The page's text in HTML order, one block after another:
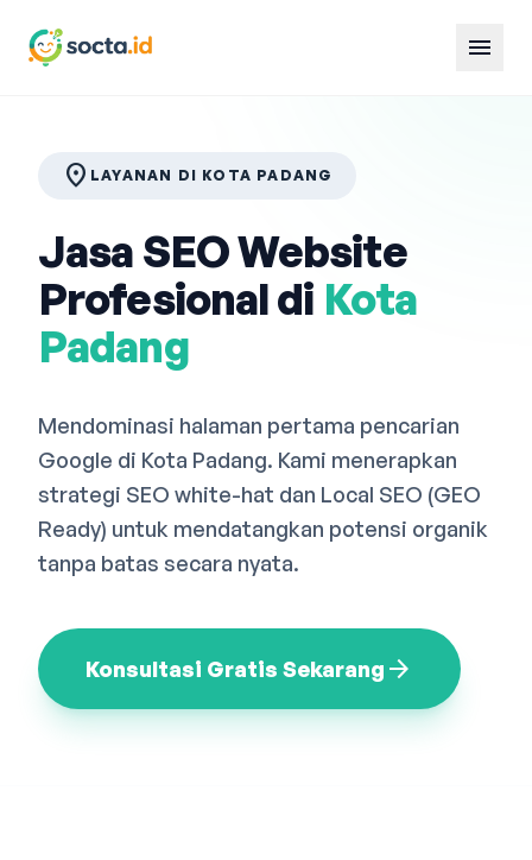
menu
Bahasa Indonesia English
location_on LAYANAN DI KOTA PADANG
Jasa SEO Website
Profesional di Kota
Padang
Mendominasi halaman pertama pencarian
Google di Kota Padang. Kami menerapkan
strategi SEO white-hat dan Local SEO (GEO
Ready) untuk mendatangkan potensi organik
tanpa batas secara nyata.
Konsultasi Gratis Sekarang arrow_forward